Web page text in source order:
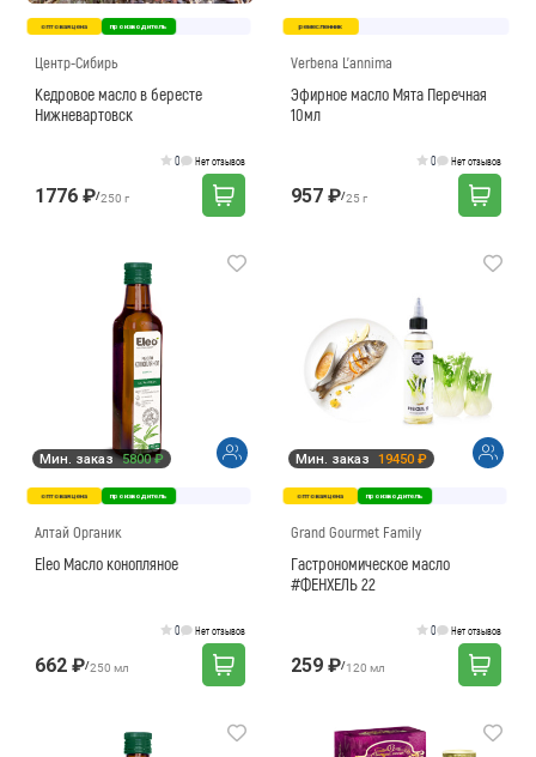
оптовая цена производитель
Центр-Сибирь
Кедровое масло в бересте
Нижневартовск
0 Нет отзывов
1776 ₽/250 г
ремесленник
Verbena L'annima
Эфирное масло Мята Перечная
10мл
0 Нет отзывов
957 ₽/25 г
Мин. заказ 5800 ₽
оптовая цена производитель
Алтай Органик
Eleo Масло конопляное
0 Нет отзывов
662 ₽/250 мл
Мин. заказ 19450 ₽
оптовая цена производитель
Grand Gourmet Family
Гастрономическое масло
#ФЕНХЕЛЬ 22
0 Нет отзывов
259 ₽/120 мл